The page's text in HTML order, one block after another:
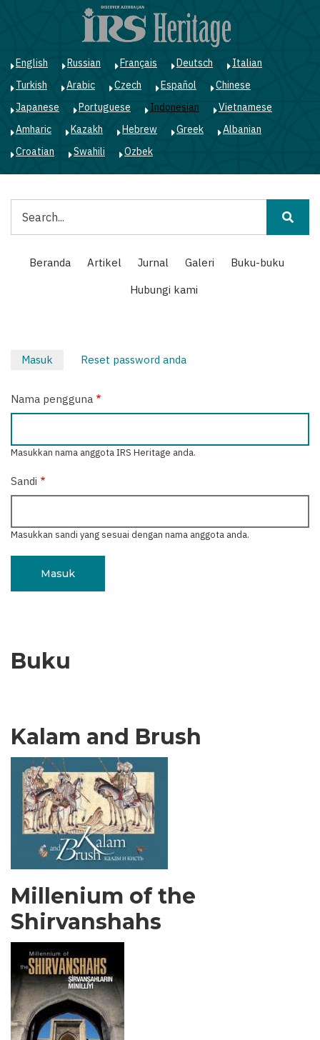
English Russian Français Deutsch
Italian
Turkish
Arabic Czech Español
Chinese
Japanese
Portuguese Indonesian
Vietnamese
Amharic
Kazakh Hebrew Greek
Albanian
Croatian
Swahili Ozbek
Main
navigation
Beranda Artikel Jurnal Galeri
Buku-buku
Hubungi kami
primer
Masuk Reset password anda
Nama pengguna
Masukkan nama anggota IRS Heritage anda.
Sandi
Masukkan sandi yang sesuai dengan nama anggota anda.
Buku
Kalam and Brush
Millenium of the
Shirvanshahs